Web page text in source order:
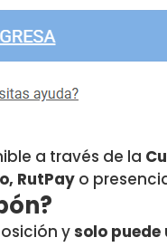
a través de la
RutPay o
ysolo